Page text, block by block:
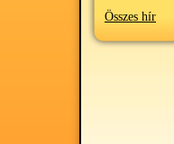
Összes hír